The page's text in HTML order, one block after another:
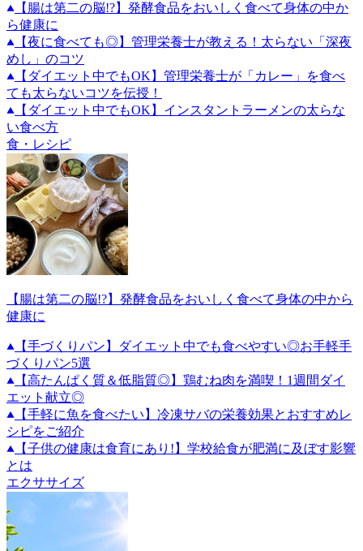
【腸は第二の脳!?】発酵食品をおいしく食べて身体の中か
ら健康に
【夜に食べても◎】管理栄養士が教える！太らない「深夜
めし」のコツ
【ダイエット中でもOK】管理栄養士が「カレー」を食べ
ても太らないコツを伝授！
【ダイエット中でもOK】インスタントラーメンの太らな
い食べ方
食・レシピ
【腸は第二の脳!?】発酵食品をおいしく食べて身体の中から
健康に
【手づくりパン】ダイエット中でも食べやすい◎お手軽手
づくりパン5選
【高たんぱく質＆低脂質◎】鶏むね肉を満喫！1週間ダイ
エット献立◎
【手軽に魚を食べたい】冷凍サバの栄養効果とおすすめレ
シピをご紹介
【子供の健康は食育にあり!】学校給食が肥満に及ぼす影響
とは
エクササイズ